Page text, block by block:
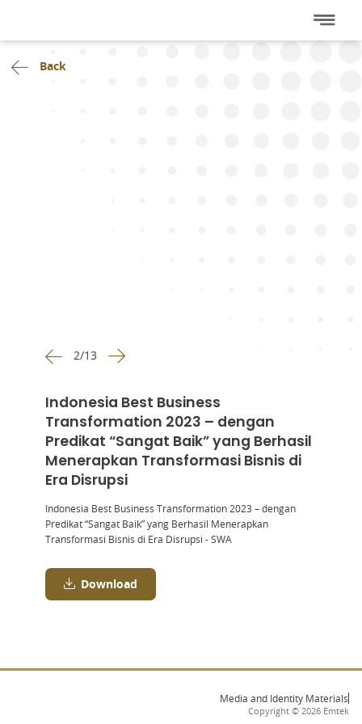
Back
2/13
Indonesia Best Business
Transformation 2023 – dengan
Predikat “Sangat Baik” yang Berhasil
Menerapkan Transformasi Bisnis di
Era Disrupsi
Indonesia Best Business Transformation 2023 – dengan
Predikat “Sangat Baik” yang Berhasil Menerapkan
Transformasi Bisnis di Era Disrupsi - SWA
Download
Media and Identity Materials
Copyright © 2026 Emtek